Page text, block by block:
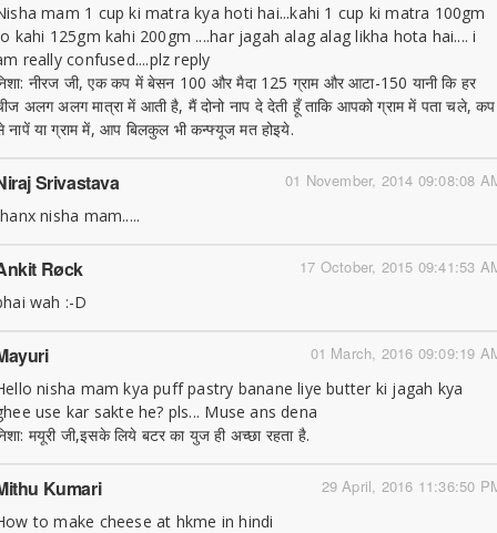
mam 1 cup ki matra kya hoti hai...kahi 1 cup ki matra 100gm
kahi 125gm kahi 200gm ....har jagah alag alag likha hota hai.... i
really confused....plz reply
नीरज जी, एक कप में बेसन 100 और मैदा 125 ग्राम और आटा-150 यानी कि हर
अलग अलग मात्रा में आती है, मैं दोनो नाप दे देती हूँ ताकि आपको ग्राम में पता चले, कप
नापें या ग्राम में, आप बिलकुल भी कन्फ्यूज मत होइये.
01 November, 2014 09:08:08
Srivastava
nisha mam.....
17 October, 2015 09:41:53
Røck
wah :-D
01 March, 2016 09:09:19
nisha mam kya puff pastry banane liye butter ki jagah kya
use kar sakte he? pls... Muse ans dena
मयूरी जी,इसके लिये बटर का युज ही अच्छा रहता है.
29 April, 2016 11:36:50
Kumari
to make cheese at hkme in hindi